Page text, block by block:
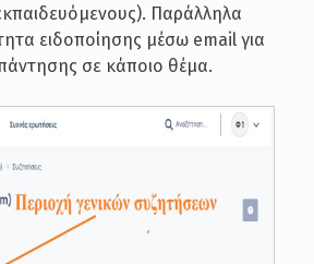
Παράλληλα
ειδοποίησης μέσω email για
σε κάποιο θέμα.